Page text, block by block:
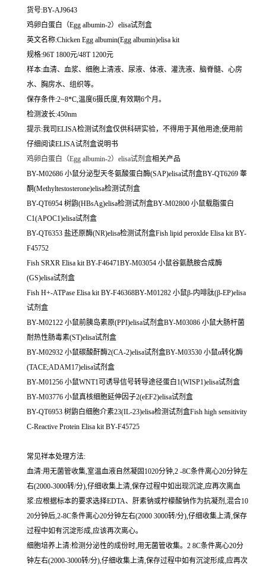
货号:BY-AJ9643
鸡卵白蛋白（Egg albumin-2）elisa试剂盒
英文名称:Chicken Egg albumin(Egg albumin)elisa kit
规格:96T 1800元/48T 1200元
样本:血清、血浆、细胞上清液、尿液、体液、灌洗液、脑脊髓、心房
水、胸房水、组织等。
保存条件:2~8*C,温度6摄氏度,有效期6个月。
检测波长:450nm
提示:我司ELISA检测试剂盒仅供科研实验，不得用于其他用途;使用前
仔细阅读ELISA试剂盒说明书
鸡卵白蛋白（Egg albumin-2）elisa试剂盒相关产品
BY-M02686 小鼠分泌型天冬氨酸蛋白酶(SAP)elisa试剂盒BY-QT6269 睾
酮(Methyltestosterone)elisa检测试剂盒
BY-QT6954 树鼩(HBsAg)elisa检测试剂盒BY-M02800 小鼠载脂蛋白
C1(APOC1)elisa试剂盒
BY-QT6353 盐还原酶(NR)elisa检测试剂盒Fish lipid peroxlde Elisa kit BY-
F45752
Fish SRXR Elisa kit BY-F46471BY-M03054 小鼠谷氨酰胺合成酶
(GS)elisa试剂盒
Fish H+-ATPase Elisa kit BY-F46368BY-M01282 小鼠β-内啡肽(β-EP)elisa
试剂盒
BY-M02122 小鼠前胰岛素原(PPI)elisa试剂盒BY-M03086 小鼠大肠杆菌
耐热性肠毒素(ST)elisa试剂盒
BY-M02932 小鼠碳酸酐酶2(CA-2)elisa试剂盒BY-M03530 小鼠α转化酶
(TACE;ADAM17)elisa试剂盒
BY-M01256 小鼠WNT1可诱导信号转导途径蛋白1(WISP1)elisa试剂盒
BY-M03776 小鼠真核细胞延伸因子2(eEF2)elisa试剂盒
BY-QT6953 树鼩白细胞介素23(IL-23)elisa检测试剂盒Fish high sensitivity
C-Reactive Protein Elisa kit BY-F45725
常见祥本处理方法:
血清:用无菌管收集,室温血液自然凝固1020分钟,2 -8C条件离心20分钟左
右(2000-3000转/分),仔细收集上清,保存过程中如出现沉淀,应再次离血
浆:应根据标本的要求选择EDTA、肝素钠或柠檬酸钠作为抗凝剂,混合10
20分钟后,2-8C条件离心20分钟左右(2000 3000转/分),仔细收集上清,保存
过程中如有沉淀形成,应该再次离心。
细胞培养上清:检测分泌性的成份时,用无菌管收集。2 8C条件离心20分
钟左右(2000-3000转/分),仔细收集上清,保存过程中如有沉淀形成,应再次